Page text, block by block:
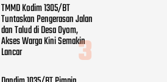
TMMD Kodim 1305/BT
Tuntaskan Pengerasan Jalan
dan Talud di Desa Oyom,
Akses Warga Kini Semakin
Lancar